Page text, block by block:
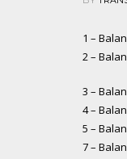
1 –
2 –
3 –
4 –
5 –
7 –